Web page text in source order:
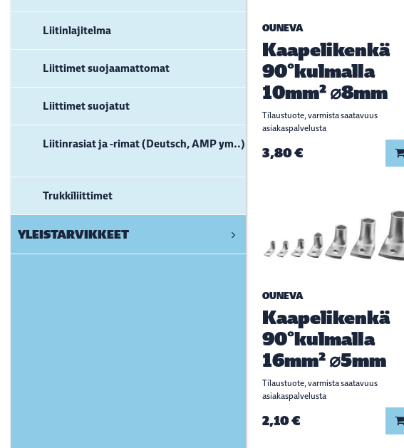
Liitinlajitelma
Liittimet suojaamattomat
Liittimet suojatut
Liitinrasiat ja -rimat (Deutsch, AMP ym..)
Trukkiliittimet
YLEISTARVIKKEET
OUNEVA
Kaapelikenkä
90°kulmalla
10mm² ⌀8mm
Tilaustuote, varmista saatavuus
asiakaspalvelusta
3,80 €
OUNEVA
Kaapelikenkä
90°kulmalla
16mm² ⌀5mm
Tilaustuote, varmista saatavuus
asiakaspalvelusta
2,10 €